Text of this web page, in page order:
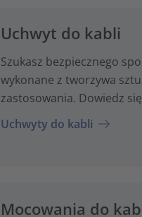
Uchwyt do kabli
Szukasz bezpiecznego
wykonane z tworzywa
zastosowania. Dowiedz
Uchwyty do kabli
Mocowania do